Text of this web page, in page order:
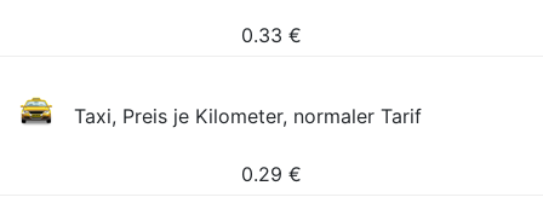
0.33 €
Taxi, Preis je Kilometer, normaler Tarif
0.29 €